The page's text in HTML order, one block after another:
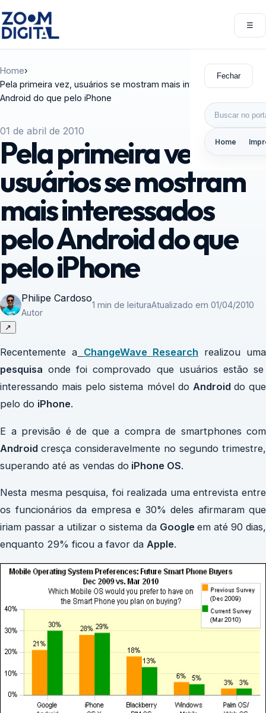
☰
Fechar
Buscar por:
Home
Home›
Pela primeira vez, usuários se mostram mais interessados pelo
Android do que pelo iPhone
01 de abril de 2010
Pela primeira vez,
usuários se mostram
mais interessados
pelo Android do que
pelo iPhone
Philipe Cardoso
Autor
1 min de leituraAtualizado em 01/04/2010
↗
Recentemente a ChangeWave Research realizou uma
pesquisa onde foi comprovado que usuários estão se
interessando mais pelo sistema móvel do Android do que
pelo do iPhone.
E a previsão é de que a compra de smartphones com
Android cresça consideravelmente no segundo trimestre,
superando até as vendas do iPhone OS.
Nesta mesma pesquisa, foi realizada uma entrevista entre
os funcionários da empresa e 30% deles afirmaram que
iriam passar a utilizar o sistema da Google em até 90 dias,
enquanto 29% ficou a favor da Apple.